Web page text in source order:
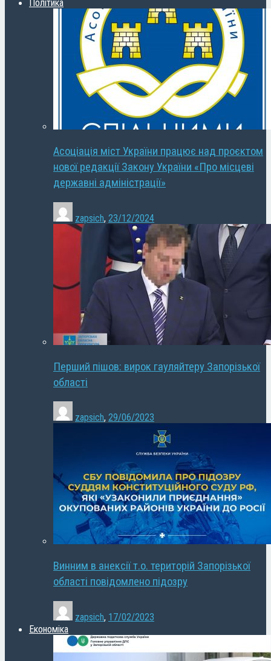
Політика
Асоціація міст України працює над проєктом
нової редакції Закону України «Про місцеві
державні адміністрації»
zapsich, 23/12/2024
Перший пішов: вирок гауляйтеру Запорізької
області
zapsich, 29/06/2023
Винним в анексії т.о. територій Запорізької
області повідомлено підозру
zapsich, 17/02/2023
Економіка